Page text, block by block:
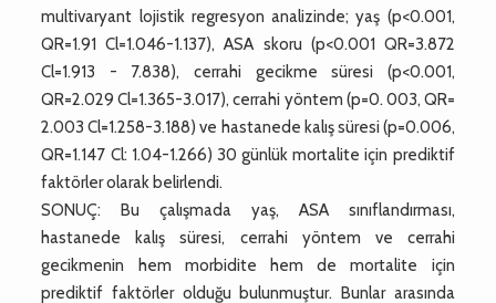
multivaryant lojistik regresyon analizinde; yaş (p<0.001,
QR=1.91 Cl=1.046-1.137), ASA skoru (p<0.001 QR=3.872
Cl=1.913 - 7.838), cerrahi gecikme süresi (p<0.001,
QR=2.029 Cl=1.365-3.017), cerrahi yöntem (p=0. 003, QR=
2.003 Cl=1.258-3.188) ve hastanede kalış süresi (p=0.006,
QR=1.147 Cl: 1.04-1.266) 30 günlük mortalite için prediktif
faktörler olarak belirlendi.
SONUÇ: Bu çalışmada yaş, ASA sınıflandırması,
hastanede kalış süresi, cerrahi yöntem ve cerrahi
gecikmenin hem morbidite hem de mortalite için
prediktif faktörler olduğu bulunmuştur. Bunlar arasında